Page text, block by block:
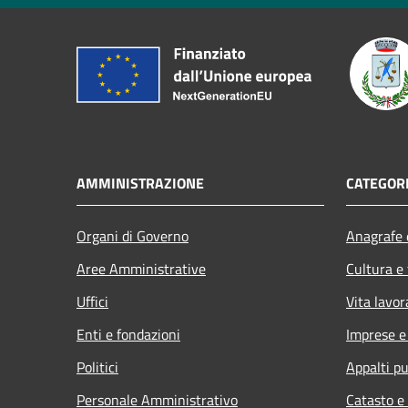
AMMINISTRAZIONE
Organi di Governo
Aree Amministrative
Uffici
Enti e fondazioni
Politici
Personale Amministrativo
Cultura
Vita
Imprese
Appalti
Catasto